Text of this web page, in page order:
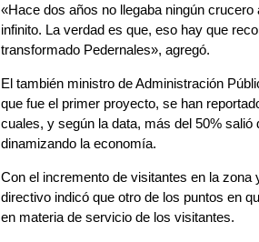
«Hace dos años no llegaba ningún
infinito. La verdad es que, eso hay que
transformado Pedernales», agregó.
El también ministro de Administración
que fue el primer proyecto, se han
cuales, y según la data, más del 50%
dinamizando la economía.
Con el incremento de visitantes en la
directivo indicó que otro de los puntos en
en materia de servicio de los visitantes.